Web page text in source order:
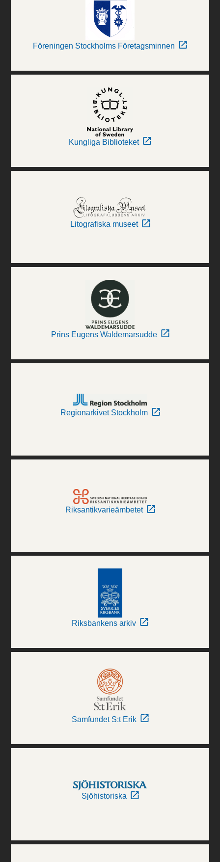
Föreningen Stockholms Företagsminnen
Kungliga Biblioteket
Litografiska museet
Prins Eugens Waldemarsudde
Regionarkivet Stockholm
Riksantikvarieämbetet
Riksbankens arkiv
Samfundet S:t Erik
Sjöhistoriska